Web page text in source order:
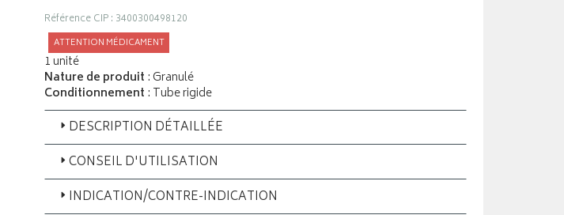
Référence CIP : 3400300498120
ATTENTION MÉDICAMENT
1 unité
Nature de produit : Granulé
Conditionnement : Tube rigide
DESCRIPTION DÉTAILLÉE
CONSEIL D'UTILISATION
INDICATION/CONTRE-INDICATION